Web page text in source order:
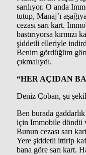
sarılıyor. O anda
tutup, Manaj’ı
cezası sarı kart.
bastırıyorsa
şiddetli elleriyle
Benim gördüğüm
çıkmalıydı.
“HER AÇIDAN
Deniz Çoban, şu
Ben burada
için Immobile döndü
Bunun cezası sarı
Yere şiddetli ittirip
bana göre sarı kart.